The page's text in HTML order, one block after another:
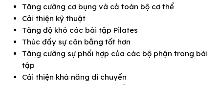
Tăng cường cơ bụng và cả toàn bộ cơ thể
Cải thiện kỹ thuật
Tăng độ khó các bài tập Pilates
Thúc đẩy sự cân bằng tốt hơn
Tăng cường sự phối hợp của các bộ phận trong bài
tập
Cải thiện khả năng di chuyển